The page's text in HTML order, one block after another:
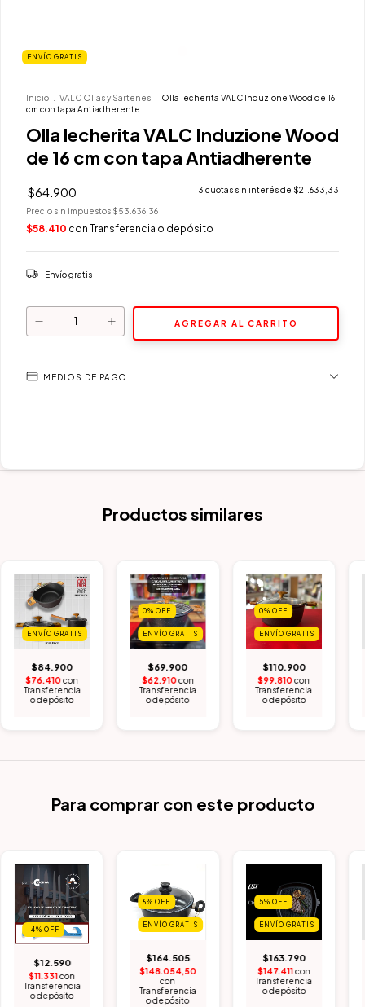
ENVÍO GRATIS
Inicio VALC Ollas y Sartenes
Olla lecherita VALC Induzione Wood de 16
cm con tapa Antiadherente
Olla lecherita VALC Induzione Wood
de 16 cm con tapa Antiadherente
$64.900 3 cuotas sin interés de $21.633,33
Precio sin impuestos $53.636,36
$58.410 con Transferencia o depósito
Envío gratis
MEDIOS DE PAGO
Productos similares
ENVÍO GRATIS
$84.900
$76.410con
Transferencia
o depósito
0%OFF
ENVÍO GRATIS
$69.900
$62.910con
Transferencia
o depósito
0% OFF
ENVÍO GRATIS
$110.900
$99.810con
Transferencia
o depósito
Para comprar con este producto
-4% OFF
$12.590
$11.331con
Transferencia
o depósito
6%OFF
ENVÍO GRATIS
$164.505
$148.054,50
con
Transferencia
o depósito
5% OFF
ENVÍO GRATIS
$163.790
$147.411con
Transferencia
o depósito